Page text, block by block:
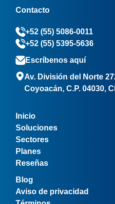
Contacto
+52 (55) 5086-0011
+52 (55) 5395-5636
Escríbenos aquí
Av. División del Norte
Coyoacán, C.P. 04030,
Inicio
Soluciones
Sectores
Planes
Reseñas
Blog
Aviso de privacidad